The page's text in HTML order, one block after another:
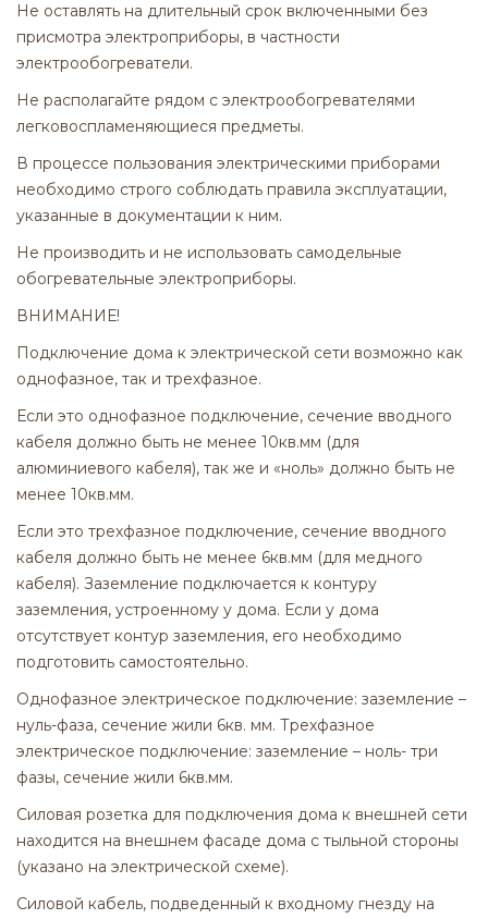
Не оставлять на длительный срок включенными без
присмотра электроприборы, в частности
электрообогреватели.
Не располагайте рядом с электрообогревателями
легковоспламеняющиеся предметы.
В процессе пользования электрическими приборами
необходимо строго соблюдать правила эксплуатации,
указанные в документации к ним.
Не производить и не использовать самодельные
обогревательные электроприборы.
ВНИМАНИЕ!
Подключение дома к электрической сети возможно как
однофазное, так и трехфазное.
Если это однофазное подключение, сечение вводного
кабеля должно быть не менее 10кв.мм (для
алюминиевого кабеля), так же и «ноль» должно быть не
менее 10кв.мм.
Если это трехфазное подключение, сечение вводного
кабеля должно быть не менее 6кв.мм (для медного
кабеля). Заземление подключается к контуру
заземления, устроенному у дома. Если у дома
отсутствует контур заземления, его необходимо
подготовить самостоятельно.
Однофазное электрическое подключение: заземление –
нуль-фаза, сечение жили 6кв. мм. Трехфазное
электрическое подключение: заземление – ноль- три
фазы, сечение жили 6кв.мм.
Силовая розетка для подключения дома к внешней сети
находится на внешнем фасаде дома с тыльной стороны
(указано на электрической схеме).
Силовой кабель, подведенный к входному гнезду на